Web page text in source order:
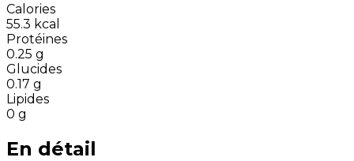
Calories
55.3 kcal
Protéines
0.25 g
Glucides
0.17 g
Lipides
0 g
En détail